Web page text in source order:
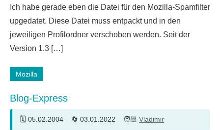
Kommentare
Ich habe gerade eben die Datei für den Mozilla-Spamfilter
upgedatet. Diese Datei muss entpackt und in den
jeweiligen Profilordner verschoben werden. Seit der
Version 1.3 […]
Mozilla
Blog-Express
05.02.2004 03.01.2022 Vladimir